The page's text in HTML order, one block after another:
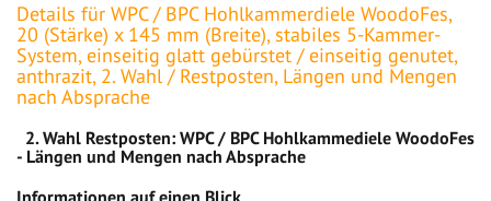
Details für WPC / BPC Hohlkammerdiele WoodoFes,
20 (Stärke) x 145 mm (Breite), stabiles 5-Kammer-
System, einseitig glatt gebürstet / einseitig genutet,
anthrazit, 2. Wahl / Restposten, Längen und Mengen
nach Absprache
2. Wahl Restposten: WPC / BPC Hohlkammediele WoodoFes
- Längen und Mengen nach Absprache
Informationen auf einen Blick